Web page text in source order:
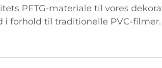
PETG-materiale til vores
i forhold til traditionelle PVC-